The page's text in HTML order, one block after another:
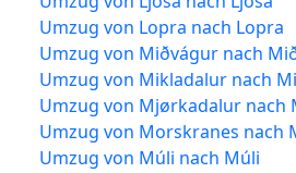
Umzug von Lopra nach Lopra
Umzug von Miðvágur nach
Umzug von Mikladalur nach
Umzug von Mjørkadalur nach
Umzug von Morskranes nach
Umzug von Múli nach Múli